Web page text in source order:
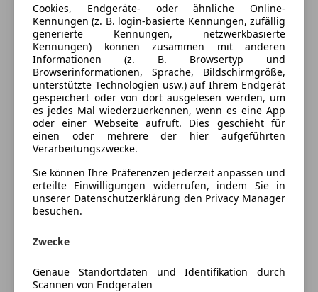
Berganfahrassistent
Einparkhilfe
Einparkhilfe Rückfahrkamera
Einparkhilfe Sensoren hinten
Einparkhilfe Sensoren vorne
Elektrische Fensterheber
Elektrische Heckklappe
Elektrische Seitenspiegel
Getönte Scheiben
Lichtsensor
Lordosenstütze
Multifunktionslenkrad
Schlüssellose Zentralverriegelung
Start/Stop-Automatik
Außenfarbe
Schwarz
Lackierung
Metallic
Fahrzeugbeschreibung
DIE AKTUELLE LIEFERZEIT UND DEN AKTUELLEN
KILOMETERSTAND ERHALTEN SIE VON UNSEREM
VERKAUFSTEAM.
Preisbewertung
Versicherung
Cookies, Endgeräte- oder ähnliche Online-
Kennungen (z. B. login-basierte Kennungen, zufällig
generierte Kennungen, netzwerkbasierte
Kennungen) können zusammen mit anderen
Informationen (z. B. Browsertyp und
Browserinformationen, Sprache, Bildschirmgröße,
unterstützte Technologien usw.) auf Ihrem Endgerät
gespeichert oder von dort ausgelesen werden, um
es jedes Mal wiederzuerkennen, wenn es eine App
oder einer Webseite aufruft. Dies geschieht für
einen oder mehrere der hier aufgeführten
Verarbeitungszwecke.
Sie können Ihre Präferenzen jederzeit anpassen und
erteilte Einwilligungen widerrufen, indem Sie in
unserer Datenschutzerklärung den Privacy Manager
besuchen.
Zwecke
Genaue Standortdaten und Identifikation durch
Scannen von Endgeräten